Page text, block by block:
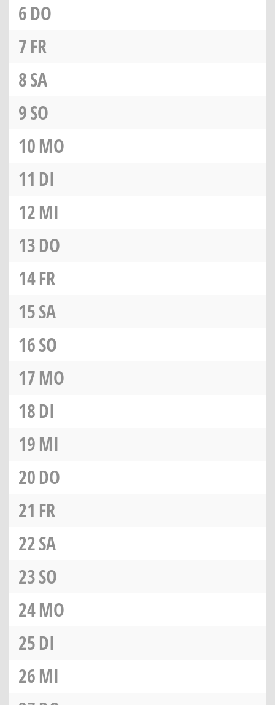
6DO
7FR
8SA
9SO
10MO
11 DI
12MI
13DO
14FR
15SA
16SO
17MO
18DI
19MI
20DO
21 FR
22SA
23SO
24MO
25DI
26MI